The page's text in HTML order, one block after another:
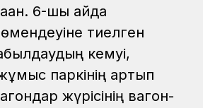
6-шы айда
тиелген
кемуі,
паркінің артып
жүрісінің вагон-